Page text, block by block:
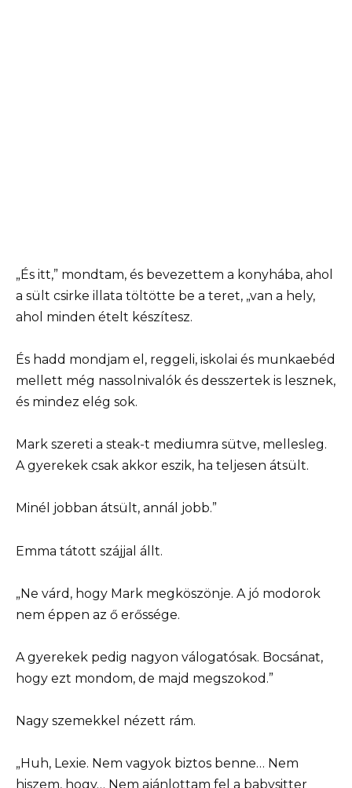
„És itt,” mondtam, és bevezettem a konyhába, ahol
a sült csirke illata töltötte be a teret, „van a hely,
ahol minden ételt készítesz.
És hadd mondjam el, reggeli, iskolai és munkaebéd
mellett még nassolnivalók és desszertek is lesznek,
és mindez elég sok.
Mark szereti a steak-t mediumra sütve, mellesleg.
A gyerekek csak akkor eszik, ha teljesen átsült.
Minél jobban átsült, annál jobb.”
Emma tátott szájjal állt.
„Ne várd, hogy Mark megköszönje. A jó modorok
nem éppen az ő erőssége.
A gyerekek pedig nagyon válogatósak. Bocsánat,
hogy ezt mondom, de majd megszokod.”
Nagy szemekkel nézett rám.
„Huh, Lexie. Nem vagyok biztos benne… Nem
hiszem, hogy… Nem ajánlottam fel a babysitter